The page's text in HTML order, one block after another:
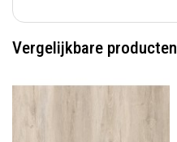
Vergelijkbare producten